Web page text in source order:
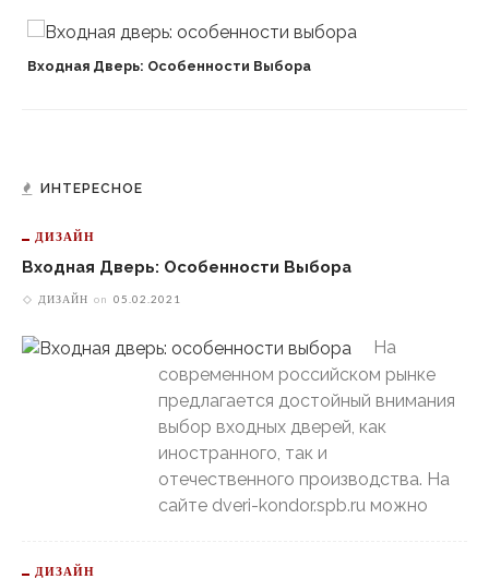
Входная Дверь: Особенности Выбора
ИНТЕРЕСНОЕ
ДИЗАЙН
Входная Дверь: Особенности Выбора
ДИЗАЙН on 05.02.2021
На
современном российском рынке
предлагается достойный внимания
выбор входных дверей, как
иностранного, так и
отечественного производства. На
сайте dveri-kondor.spb.ru можно
ДИЗАЙН